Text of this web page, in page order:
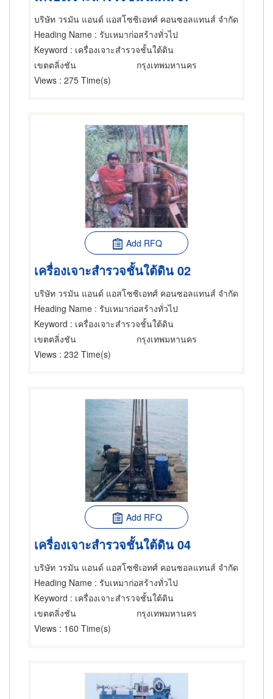
บริษัท วรมัน แอนด์ แอสโซซิเอทศ์ คอนซอลแทนส์ จำกัด
Heading Name : รับเหมาก่อสร้างทั่วไป
Keyword : เครื่องเจาะสำรวจชั้นใต้ดิน
เขตตลิ่งชัน
กรุงเทพมหานคร
Views : 275 Time(s)
Add RFQ
เครื่องเจาะสำรวจชั้นใต้ดิน 02
บริษัท วรมัน แอนด์ แอสโซซิเอทศ์ คอนซอลแทนส์ จำกัด
Heading Name : รับเหมาก่อสร้างทั่วไป
Keyword : เครื่องเจาะสำรวจชั้นใต้ดิน
เขตตลิ่งชัน
กรุงเทพมหานคร
Views : 232 Time(s)
Add RFQ
เครื่องเจาะสำรวจชั้นใต้ดิน 04
บริษัท วรมัน แอนด์ แอสโซซิเอทศ์ คอนซอลแทนส์ จำกัด
Heading Name : รับเหมาก่อสร้างทั่วไป
Keyword : เครื่องเจาะสำรวจชั้นใต้ดิน
เขตตลิ่งชัน
กรุงเทพมหานคร
Views : 160 Time(s)